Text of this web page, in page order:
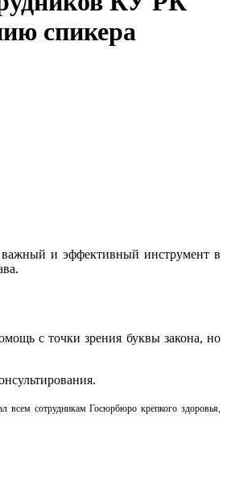
спикера
важный и эффективный инструмент в
с точки зрения буквы закона, но
всем сотрудникам Госюрбюро крепкого здоровья,